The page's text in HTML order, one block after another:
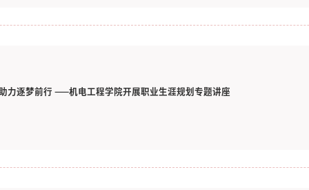
力逐梦前行 ——机电工程学院开展职业生涯规划专题讲座